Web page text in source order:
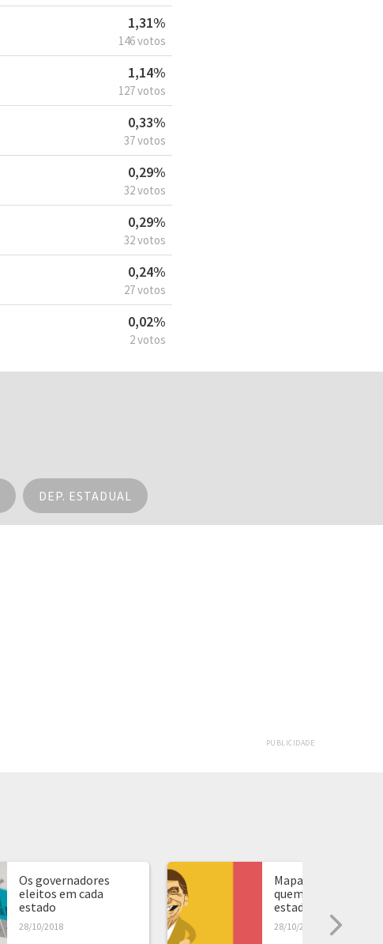
1,31%
146 votos
1,14%
127 votos
0,33%
37 votos
0,29%
32 votos
0,29%
32 votos
0,24%
27 votos
0,02%
2 votos
DEP. ESTADUAL
PUBLICIDADE
Os governadores
eleitos em cada
estado
28/10/2018
Mapa de presidente:
quem ganhou em
estado...
28/10/2018